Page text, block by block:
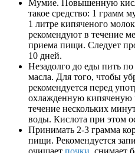
Мумие. Повышенную
такое средство: 1 грамм
1 литре кипяченого
рекомендуют в течение
приема пищи. Следует
10 дней.
Незадолго до еды пить
масла. Для того, чтобы
рекомендуется перед
охлажденную кипяченую
течение нескольких
воды. Кислота при этом
Принимать 2-3 грамма
пищи. Рекомендуется
очищает почки, снимает